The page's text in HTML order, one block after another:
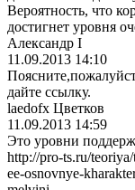
Вероятность, что
достигнет уровня
Александр I
11.09.2013 14:10
Поясните,пожалу
дайте ссылку.
laedofx Цветков
11.09.2013 14:59
Это уровни
http://pro-ts.ru/
ee-osnovnye-